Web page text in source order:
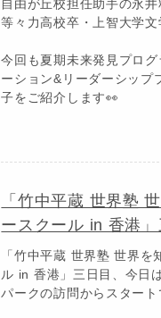
自由が丘校担任助手の永
等々力高校卒・上智大学文
今回も夏期未来発見プロ
ーション&リーダーシップ
子をご紹介します👀
「竹中平蔵 世界塾
ースクール in 香港」
「竹中平蔵 世界塾 世界を
ル in 香港」三日目、今日
パークの訪問からスタート